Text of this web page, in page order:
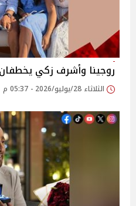
روجينا وأشرف زكي
الثلاثاء 28/يوليو/2026 - 05:37 م